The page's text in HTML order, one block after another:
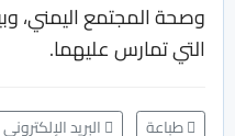
وصحة المجتمع اليمني،
التي تمارس عليهما.
طباعة البريد الإلكتروني